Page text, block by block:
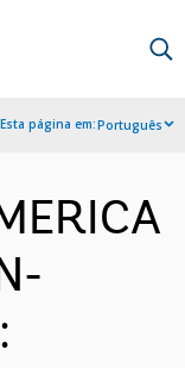
Esta página em:Português